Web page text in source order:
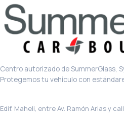
Centro autorizado de SummerGlass,
Protegemos tu vehículo con
Edif. Maheli, entre Av. Ramón Arias y